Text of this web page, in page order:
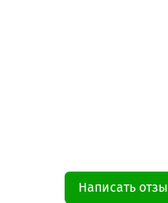
Написать